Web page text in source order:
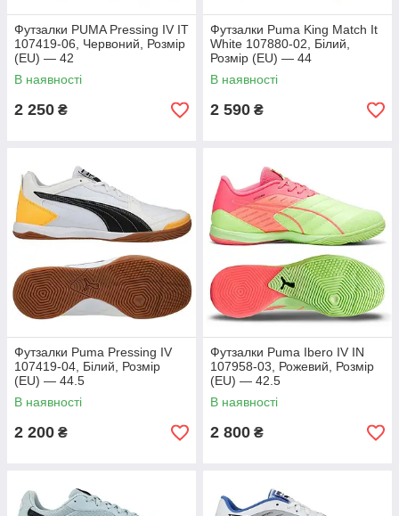
Футзалки PUMA Pressing IV IT
107419-06, Червоний, Розмір
(EU) — 42
В наявності
2 250 ₴
Футзалки Puma King Match It
White 107880-02, Білий,
Розмір (EU) — 44
В наявності
2 590 ₴
Футзалки Puma Pressing IV
107419-04, Білий, Розмір
(EU) — 44.5
В наявності
2 200 ₴
Футзалки Puma Ibero IV IN
107958-03, Рожевий, Розмір
(EU) — 42.5
В наявності
2 800 ₴